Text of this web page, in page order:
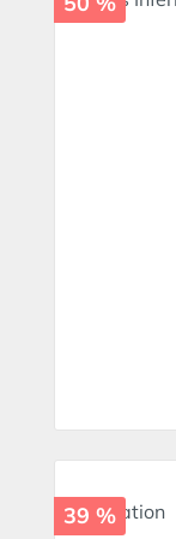
39 %